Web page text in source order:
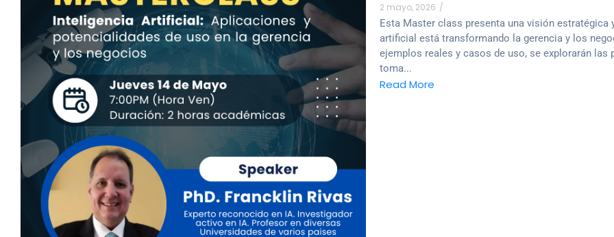
2 mayo, 2026 /
Esta Master class presenta una visión
artificial está transformando la gerencia y los
ejemplos reales y casos de uso, se explorarán
toma...
Read More